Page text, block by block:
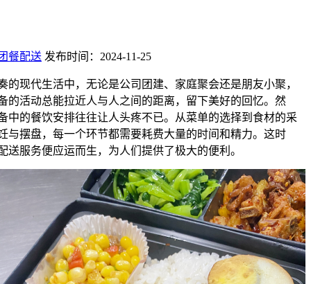
餐配送 发布时间：2024-11-25
的现代生活中，无论是公司团建、家庭聚会还是朋友小聚，
的活动总能拉近人与人之间的距离，留下美好的回忆。然
中的餐饮安排往往让人头疼不已。从菜单的选择到食材的采
与摆盘，每一个环节都需要耗费大量的时间和精力。这时
送服务便应运而生，为人们提供了极大的便利。